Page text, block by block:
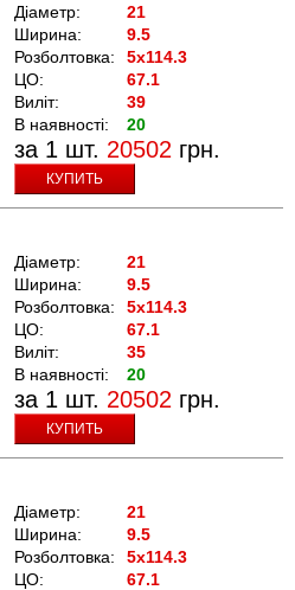
Діаметр:
21
Ширина:
9.5
Розболтовка:
5x114.3
ЦО:
67.1
Виліт:
39
В наявності:
20
за 1 шт. 20502 грн.
КУПИТЬ
Діаметр:
21
Ширина:
9.5
Розболтовка:
5x114.3
ЦО:
67.1
Виліт:
35
В наявності:
20
за 1 шт. 20502 грн.
КУПИТЬ
Діаметр:
21
Ширина:
9.5
Розболтовка:
5x114.3
ЦО:
67.1